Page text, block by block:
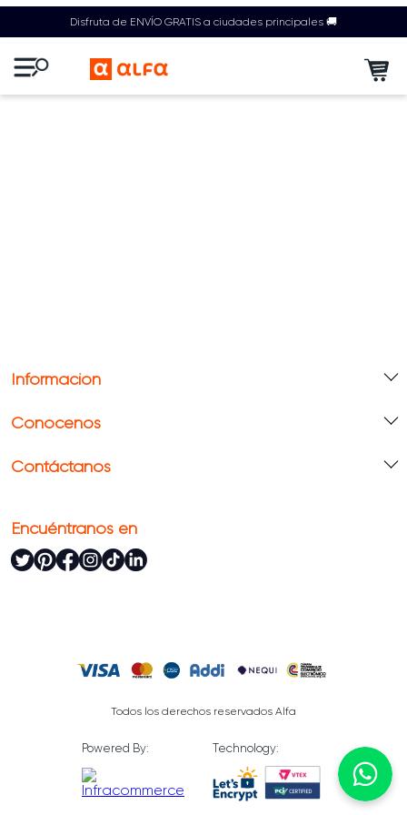
Disfruta de ENVÍO GRATIS a ciudades principales 🚚
Información
Conócenos
Contáctanos
Encuéntranos en
Todos los derechos reservados Alfa
Powered By: Technology: